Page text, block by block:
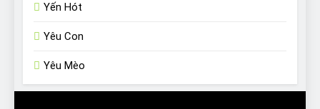
Yến Hót
Yêu Con
Yêu Mèo